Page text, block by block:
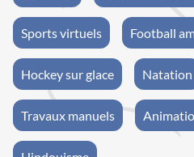
Sports virtuels Football
Hockey sur glace Natation
Travaux manuels